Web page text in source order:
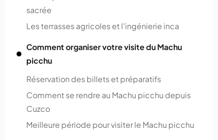
sacrée
Les terrasses agricoles et l'ingénierie inca
Comment organiser votre visite du Machu
picchu
Réservation des billets et préparatifs
Comment se rendre au Machu picchu depuis
Cuzco
Meilleure période pour visiter le Machu picchu